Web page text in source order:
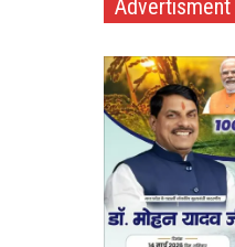
Advertisment